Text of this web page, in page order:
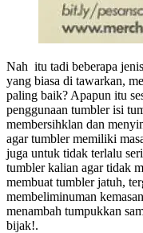
Nah itu tadi beberapa
yang biasa di tawarkan,
paling baik? Apapun itu
penggunaan tumbler isi
membersihklan dan
agar tumbler memiliki
juga untuk tidak terlalu
tumbler kalian agar tidak
membuat tumbler jatuh,
membeliminuman
menambah tumpukkan
bijak!.